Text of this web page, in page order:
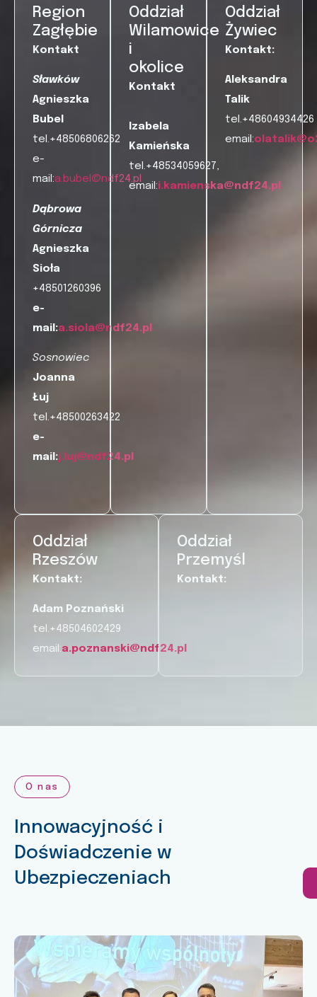
Region
Zagłębie
Kontakt
Sławków
Agnieszka
Bubel
tel.+48506806262
e-
mail:a.bubel@ndf24.pl
Dąbrowa
Górnicza
Agnieszka
Sioła
+48501260396
e-
mail:a.siola@ndf24.pl
Sosnowiec
Joanna
Łuj
tel.+48500263422
e-
mail:j.luj@ndf24.pl
Oddział
Wilamowice
i
okolice
Kontakt
Izabela
Kamieńska
tel.+48534059627,
email:i.kamienska@ndf24.pl
Oddział
Żywiec
Kontakt:
Aleksandra
Talik
tel.+48604934426
email:
Oddział
Rzeszów
Kontakt:
Adam Poznański
tel.+48504602429
email:a.poznanski@ndf24.pl
Oddział
Przemyśl
Kontakt:
O nas
Innowacyjność i
Doświadczenie w
Ubezpieczeniach